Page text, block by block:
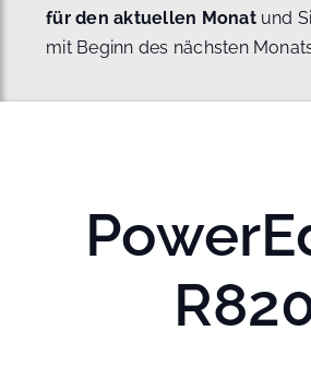
für den aktuellen Monat und
mit Beginn des nächsten